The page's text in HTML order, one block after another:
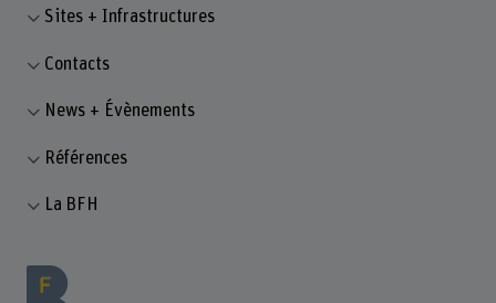
Sites + Infrastructures
Contacts
News + Évènements
Références
La BFH